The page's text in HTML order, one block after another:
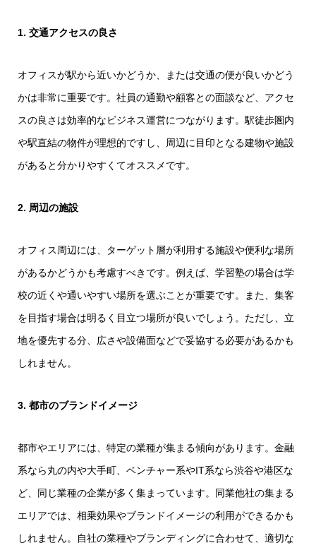
1. 交通アクセスの良さ
オフィスが駅から近いかどうか、または交通の便が良いかどう
かは非常に重要です。社員の通勤や顧客との面談など、アクセ
スの良さは効率的なビジネス運営につながります。駅徒歩圏内
や駅直結の物件が理想的ですし、周辺に目印となる建物や施設
があると分かりやすくてオススメです。
2. 周辺の施設
オフィス周辺には、ターゲット層が利用する施設や便利な場所
があるかどうかも考慮すべきです。例えば、学習塾の場合は学
校の近くや通いやすい場所を選ぶことが重要です。また、集客
を目指す場合は明るく目立つ場所が良いでしょう。ただし、立
地を優先する分、広さや設備面などで妥協する必要があるかも
しれません。
3. 都市のブランドイメージ
都市やエリアには、特定の業種が集まる傾向があります。金融
系なら丸の内や大手町、ベンチャー系やIT系なら渋谷や港区な
ど、同じ業種の企業が多く集まっています。同業他社の集まる
エリアでは、相乗効果やブランドイメージの利用ができるかも
しれません。自社の業種やブランディングに合わせて、適切な